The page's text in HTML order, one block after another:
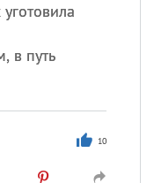
в путь
10